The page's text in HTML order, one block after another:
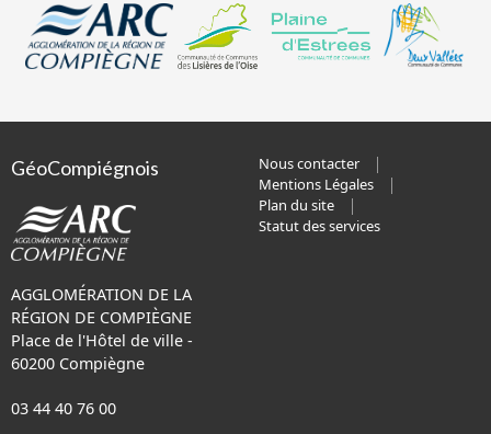
GéoCompiégnois
AGGLOMÉRATION DE LA
RÉGION DE COMPIÈGNE
Place de l'Hôtel de ville -
60200 Compiègne
03 44 40 76 00
Nous contacter
Mentions Légales
Plan du site
Statut des services